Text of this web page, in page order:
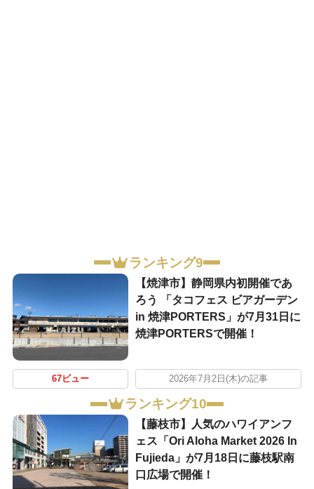
ランキング9
【焼津市】静岡県内初開催であ
ろう 「タコフェス ビアガーデン
in 焼津PORTERS」が7月31日に
焼津PORTERSで開催！
67ビュー 2026年7月2日(木)の記事
ランキング10
【藤枝市】人気のハワイアンフ
ェス「Ori Aloha Market 2026 In
Fujieda」が7月18日に藤枝駅南
口広場で開催！